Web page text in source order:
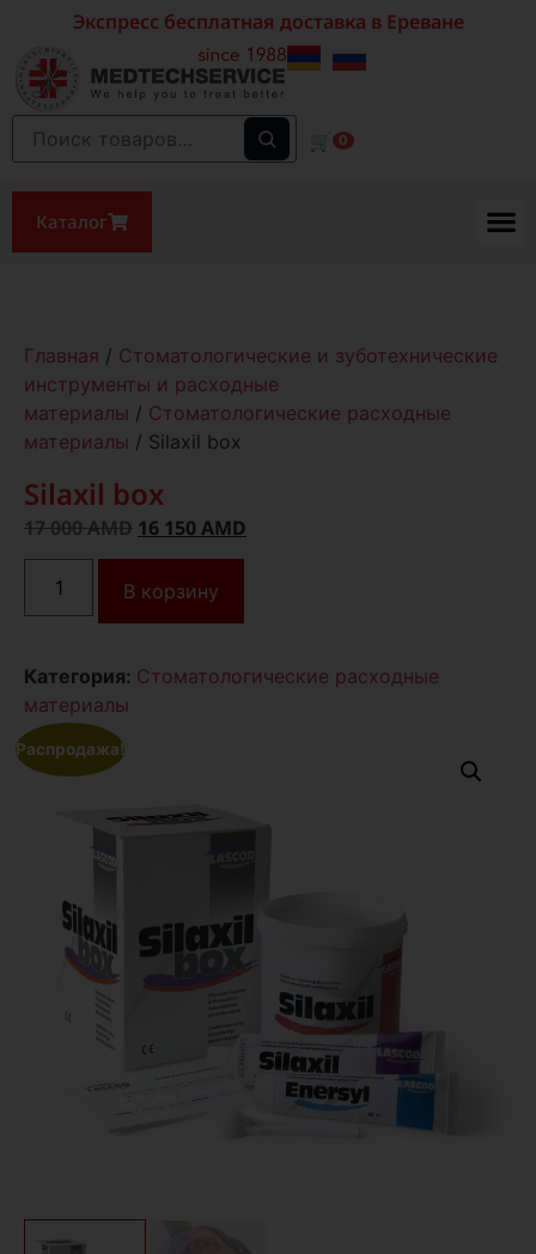
Экспресс бесплатная доставка в Ереване
🛒 0
Каталог
Главная / Стоматологические и зуботехнические
инструменты и расходные
материалы / Стоматологические расходные
материалы / Silaxil box
Распродажа!
Silaxil box
17 000AMD 16 150 AMD
В корзину
Категория: Стоматологические расходные
материалы